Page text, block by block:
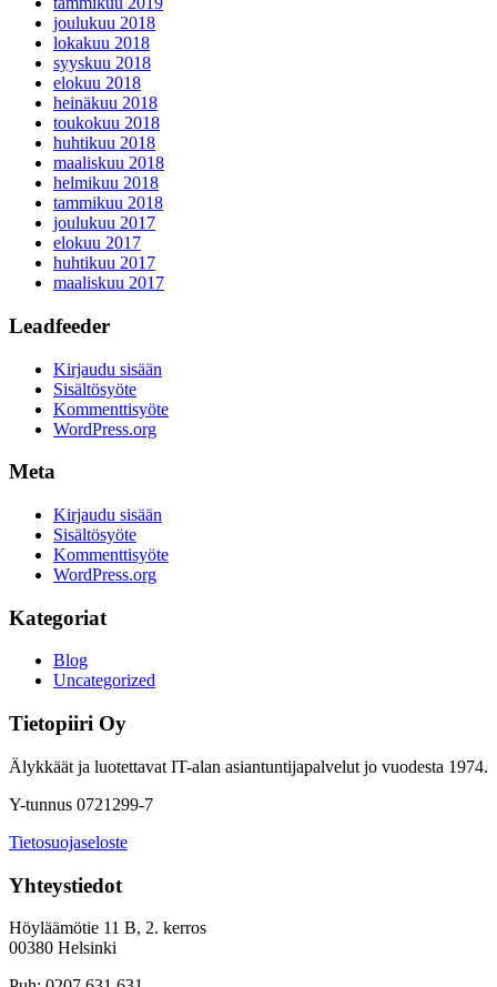
joulukuu 2018
lokakuu 2018
syyskuu 2018
elokuu 2018
heinäkuu 2018
toukokuu 2018
huhtikuu 2018
maaliskuu 2018
helmikuu 2018
tammikuu 2018
joulukuu 2017
elokuu 2017
huhtikuu 2017
maaliskuu 2017
Leadfeeder
Kirjaudu sisään
Sisältösyöte
Kommenttisyöte
WordPress.org
Meta
Kirjaudu sisään
Sisältösyöte
Kommenttisyöte
WordPress.org
Kategoriat
Blog
Uncategorized
Tietopiiri Oy
Älykkäät ja luotettavat IT-alan asiantuntijapalvelut jo vuodesta 1974.
Y-tunnus 0721299-7
Tietosuojaseloste
Yhteystiedot
Höyläämötie 11 B, 2. kerros
00380 Helsinki